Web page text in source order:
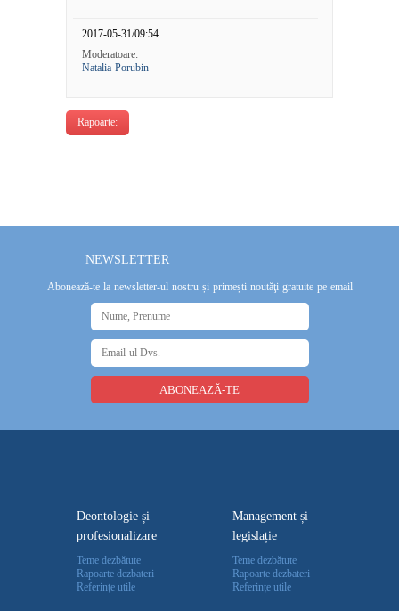
2017-05-31/09:54
Moderatoare:
Natalia Porubin
Rapoarte:
NEWSLETTER
Abonează-te la newsletter-ul nostru și primești noutăţi gratuite pe email
Deontologie și
profesionalizare
Teme dezbătute
Rapoarte dezbateri
Referințe utile
Management și
legislație
Teme dezbătute
Rapoarte dezbateri
Referințe utile